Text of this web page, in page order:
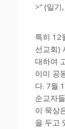
>” (일
특히 12
선교회)
대하여
이미 공
다. 7월
순교자
이 묵상
을 두고